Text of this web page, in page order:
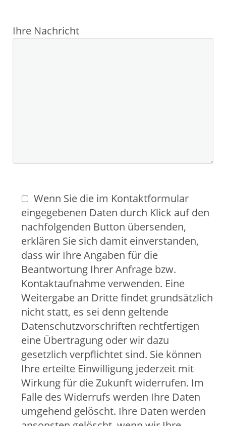
Ihre Nachricht
Wenn Sie die im Kontaktformular
eingegebenen Daten durch Klick auf den
nachfolgenden Button übersenden,
erklären Sie sich damit einverstanden,
dass wir Ihre Angaben für die
Beantwortung Ihrer Anfrage bzw.
Kontaktaufnahme verwenden. Eine
Weitergabe an Dritte findet grundsätzlich
nicht statt, es sei denn geltende
Datenschutzvorschriften rechtfertigen
eine Übertragung oder wir dazu
gesetzlich verpflichtet sind. Sie können
Ihre erteilte Einwilligung jederzeit mit
Wirkung für die Zukunft widerrufen. Im
Falle des Widerrufs werden Ihre Daten
umgehend gelöscht. Ihre Daten werden